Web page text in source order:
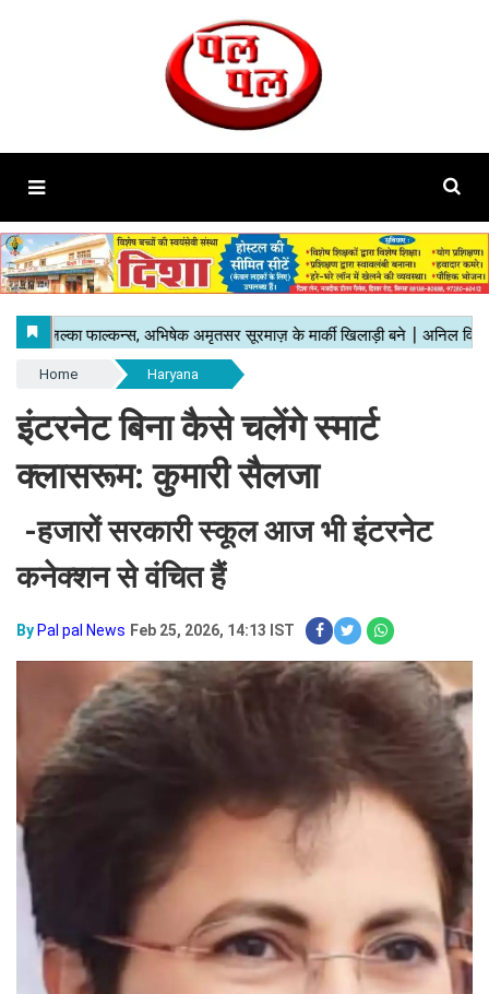
Home Haryana
इंटरनेट बिना कैसे चलेंगे स्मार्ट
क्लासरूम: कुमारी सैलजा
-हजारों सरकारी स्कूल आज भी इंटरनेट
कनेक्शन से वंचित हैं
By Pal pal News Feb 25, 2026, 14:13 IST